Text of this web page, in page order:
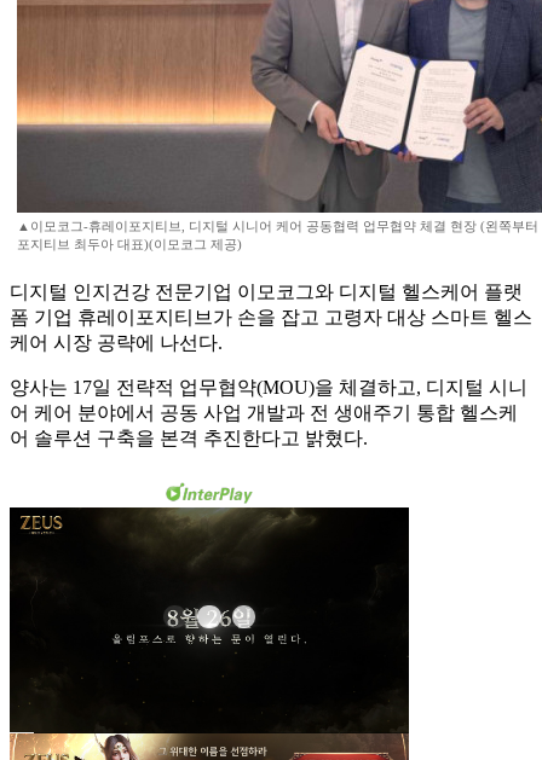
▲이모코그-휴레이포지티브, 디지털 시니어 케어 공동협력 업무협약 체결 현장 (왼쪽부
포지티브 최두아 대표)(이모코그 제공)
디지털 인지건강 전문기업 이모코그와 디지털 헬스케어 플랫
폼 기업 휴레이포지티브가 손을 잡고 고령자 대상 스마트 헬스
케어 시장 공략에 나선다.
양사는 17일 전략적 업무협약(MOU)을 체결하고, 디지털 시니
어 케어 분야에서 공동 사업 개발과 전 생애주기 통합 헬스케
어 솔루션 구축을 본격 추진한다고 밝혔다.